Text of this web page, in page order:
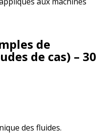
de
de cas) – 30
des fluides.